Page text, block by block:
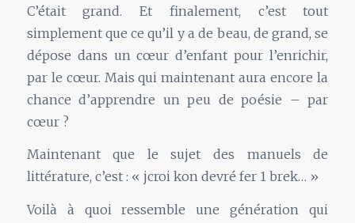
C’était grand. Et finalement, c’est tout
simplement que ce qu’il y a de beau, de grand, se
dépose dans un cœur d’enfant pour l’enrichir,
par le cœur. Mais qui maintenant aura encore la
chance d’apprendre un peu de poésie – par
cœur ?
Maintenant que le sujet des manuels de
littérature, c’est : « jcroi kon devré fer 1 brek… »
Voilà à quoi ressemble une génération qui